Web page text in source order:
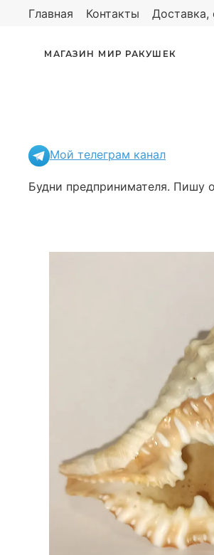
Главная Контакты Доставка,
МАГАЗИН МИР РАКУШЕК
Мой телеграм канал
Будни предпринимателя. Пишу